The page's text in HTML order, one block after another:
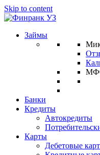
Skip to content
Займы
Банки
Кредиты
Автокредиты
Карты
Дебетовые